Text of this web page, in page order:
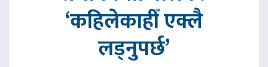
‘कहिलेकाहीँ एक्लै
लड्नुपर्छ’